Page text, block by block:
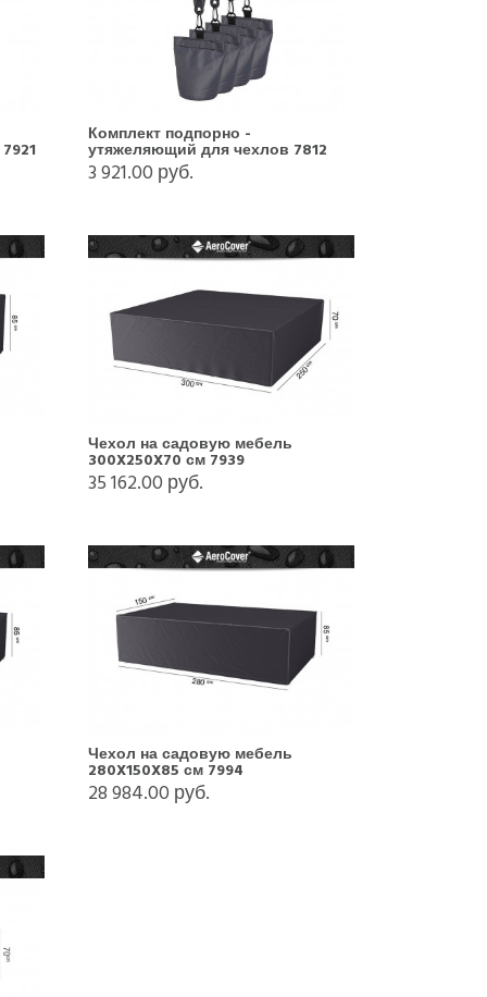
Комплект подпорно -
утяжеляющий для чехлов 7812
3 921.00 руб.
Чехол на садовую мебель
300X250X70 см 7939
35 162.00 руб.
Чехол на садовую мебель
280X150X85 см 7994
28 984.00 руб.